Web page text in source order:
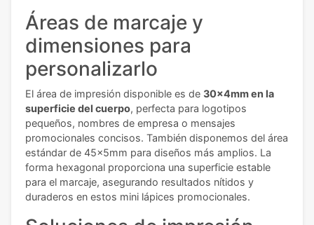
Áreas de marcaje y
dimensiones para
personalizarlo
El área de impresión disponible es de 30x4mm en la
superficie del cuerpo, perfecta para logotipos
pequeños, nombres de empresa o mensajes
promocionales concisos. También disponemos del área
estándar de 45x5mm para diseños más amplios. La
forma hexagonal proporciona una superficie estable
para el marcaje, asegurando resultados nítidos y
duraderos en estos mini lápices promocionales.